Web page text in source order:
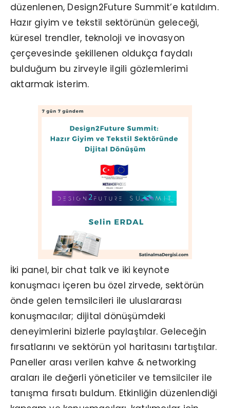
düzenlenen, Design2Future Summit’e katıldım.
Hazır giyim ve tekstil sektörünün geleceği,
küresel trendler, teknoloji ve inovasyon
çerçevesinde şekillenen oldukça faydalı
bulduğum bu zirveyle ilgili gözlemlerimi
aktarmak isterim.
İki panel, bir chat talk ve iki keynote
konuşmacı içeren bu özel zirvede, sektörün
önde gelen temsilcileri ile uluslararası
konuşmacılar; dijital dönüşümdeki
deneyimlerini bizlerle paylaştılar. Geleceğin
fırsatlarını ve sektörün yol haritasını tartıştılar.
Paneller arası verilen kahve & networking
araları ile değerli yöneticiler ve temsilciler ile
tanışma fırsatı buldum. Etkinliğin düzenlendiği